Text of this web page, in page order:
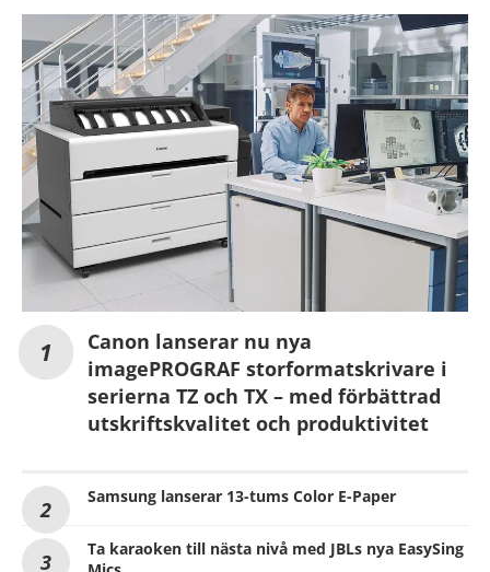
Canon lanserar nu nya
imagePROGRAF storformatskrivare i
serierna TZ och TX – med förbättrad
utskriftskvalitet och produktivitet
Samsung lanserar 13-tums Color E-Paper
Ta karaoken till nästa nivå med JBLs nya EasySing